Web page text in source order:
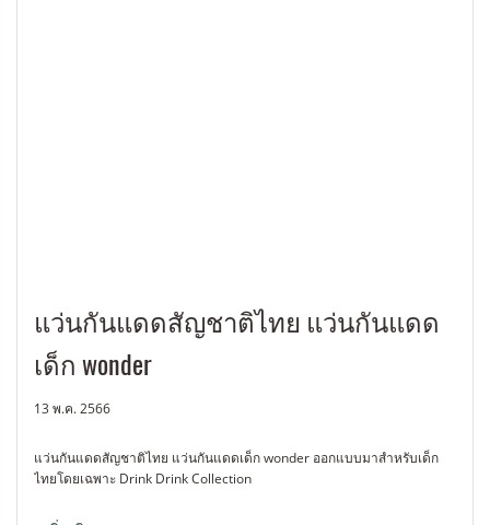
แว่นกันแดดสัญชาติไทย แว่นกันแดด
เด็ก wonder
13 พ.ค. 2566
แว่นกันแดดสัญชาติไทย แว่นกันแดดเด็ก wonder ออกแบบมาสำหรับเด็ก
ไทยโดยเฉพาะ Drink Drink Collection